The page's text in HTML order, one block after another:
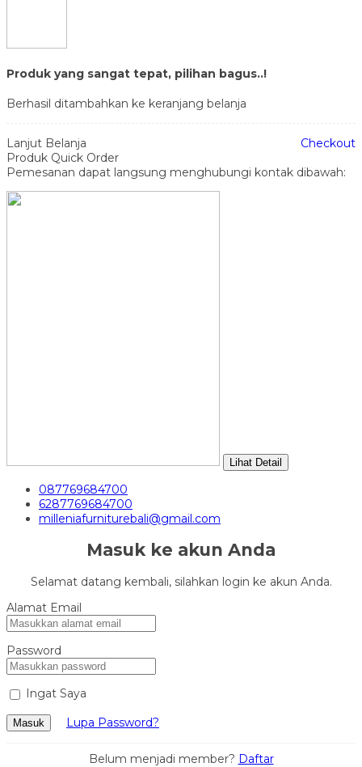
Produk yang sangat tepat, pilihan bagus..!
Berhasil ditambahkan ke keranjang belanja
Lanjut Belanja
Checkout
Produk Quick Order
Pemesanan dapat langsung menghubungi kontak dibawah:
Lihat Detail
087769684700
6287769684700
milleniafurniturebali@gmail.com
Masuk ke akun Anda
Selamat datang kembali, silahkan login ke akun Anda.
Alamat Email
Password
Ingat Saya
Masuk Lupa Password?
Belum menjadi member? Daftar